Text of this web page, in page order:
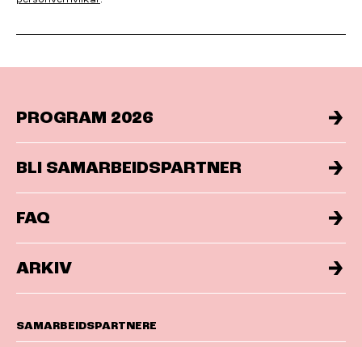
PROGRAM 2026
BLI SAMARBEIDSPARTNER
FAQ
ARKIV
SAMARBEIDSPARTNERE